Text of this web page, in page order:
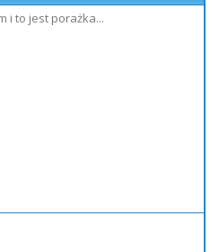
i to jest porażka...